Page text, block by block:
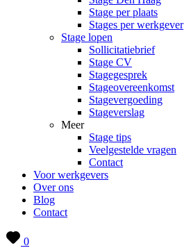
Stage per plaats
Stages per werkgever
Stage lopen
Sollicitatiebrief
Stage CV
Stagegesprek
Stageovereenkomst
Stagevergoeding
Stageverslag
Meer
Stage tips
Veelgestelde vragen
Contact
Voor werkgevers
Over ons
Blog
Contact
0